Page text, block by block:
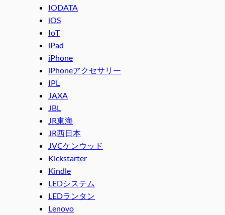
IODATA
iOS
IoT
iPad
iPhone
iPhoneアクセサリー
IPL
JAXA
JBL
JR東海
JR西日本
JVCケンウッド
Kickstarter
Kindle
LEDシステム
LEDランタン
Lenovo